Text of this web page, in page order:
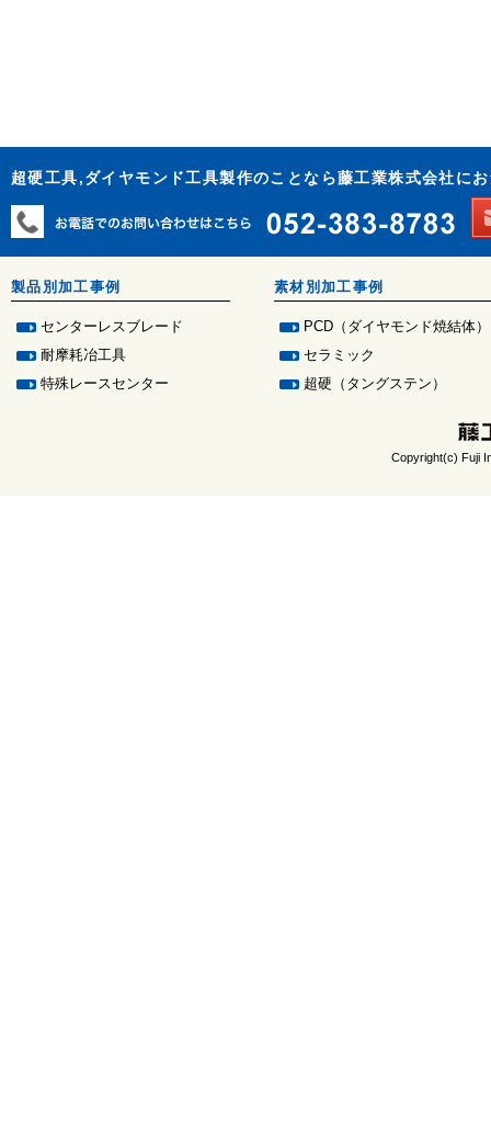
超硬工具,ダイヤモンド工具製作のことなら藤工業株式会社に
製品別加工事例
センターレスブレード
耐摩耗冶工具
特殊レースセンター
素材別加工事例
PCD（ダイヤモンド焼結体）
セラミック
超硬（タングステン）
Copyright(c) Fuji